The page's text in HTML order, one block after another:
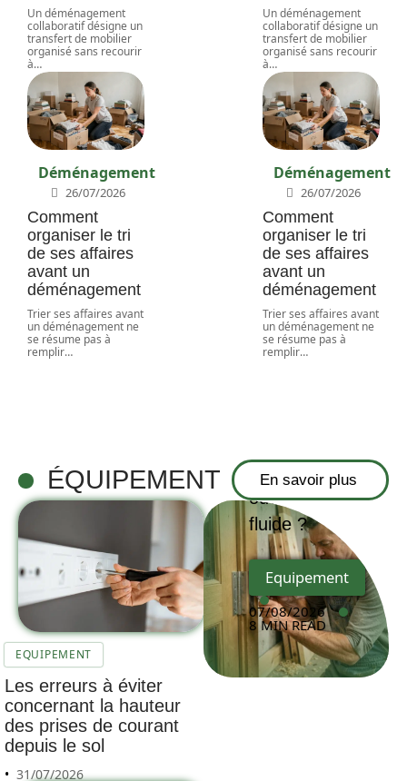
Un déménagement
collaboratif désigne un
transfert de mobilier
organisé sans recourir
à…
Déménagement
26/07/2026
Comment
organiser le tri
de ses affaires
avant un
déménagement
Trier ses affaires avant
un déménagement ne
se résume pas à
remplir…
Un déménagement
collaboratif désigne un
transfert de mobilier
organisé sans recourir
à…
Déménagement
26/07/2026
Comment
organiser le tri
de ses affaires
avant un
déménagement
Trier ses affaires avant
un déménagement ne
se résume pas à
remplir…
ÉQUIPEMENT En savoir plus
EQUIPEMENT
Les erreurs à éviter
concernant la hauteur
des prises de courant
depuis le sol
31/07/2026
garantir une
ouverture
fluide ?
Equipement
07/08/2026
8 MIN READ